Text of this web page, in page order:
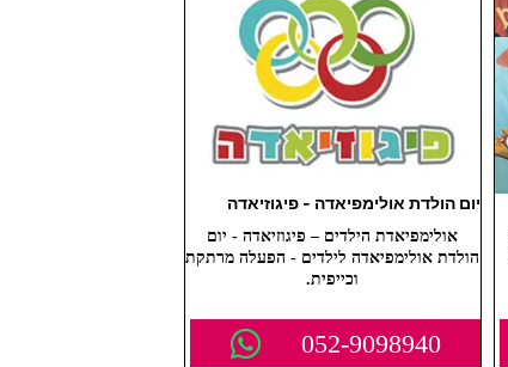
יום הולדת אולימפיאדה - פיגוזיאדה
אולימפיאדת הילדים – פיגוזיאדה - יום
הולדת אולימפיאדה לילדים - הפעלה מרתקת
וכייפית.
052-9098940